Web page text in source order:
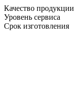
Качество продукции
Уровень сервиса
Срок изготовления